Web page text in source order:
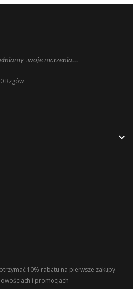
Twoje marzenia...
Rzgów

10% rabatu na pierwsze zakupy
i promocjach